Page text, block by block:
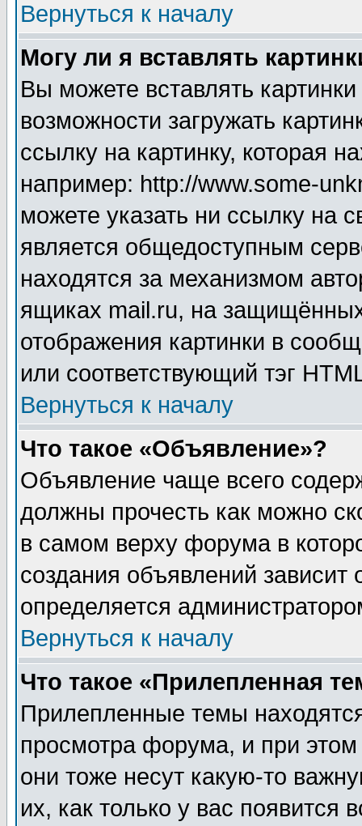
Вернуться к началу
Могу ли я вставлять
Вы можете вставлять
возможности загружать
ссылку на картинку, которая
например: http://www.some-
можете указать ни ссылку на
является общедоступным
находятся за механизмом
ящиках mail.ru, на
отображения картинки в
или соответствующий тэг
Вернуться к началу
Что такое «Объявление»?
Объявление чаще всего
должны прочесть как можно
в самом верху форума в
создания объявлений зависит
определяется
Вернуться к началу
Что такое «Прилепленная
Прилепленные темы
просмотра форума, и при
они тоже несут какую-то
их, как только у вас появится